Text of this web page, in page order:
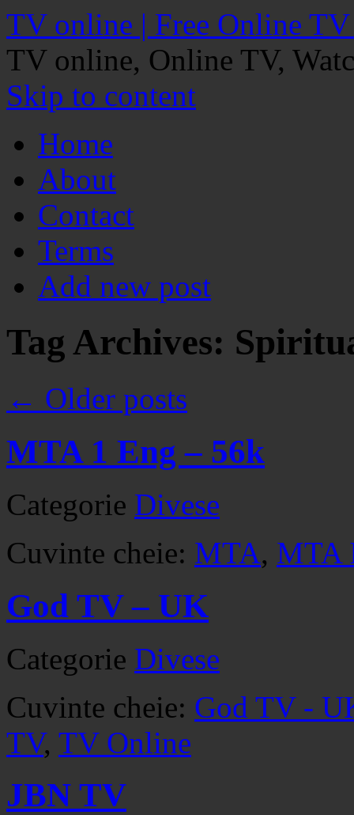
TV online | Free Online
TV online, Online TV,
Skip to content
Home
About
Contact
Terms
Add new post
Tag Archives:
← Older posts
MTA 1 Eng – 56k
Categorie Divese
Cuvinte cheie: MTA, MTA
God TV – UK
Categorie Divese
Cuvinte cheie: God TV -
TV, TV Online
JBN TV